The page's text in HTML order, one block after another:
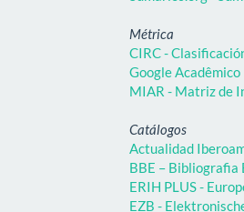
Métrica
CIRC -
Google Acadêmico
MIAR - Matriz de
Catálogos
Actualidad
BBE – Bibliografia
ERIH PLUS -
EZB -